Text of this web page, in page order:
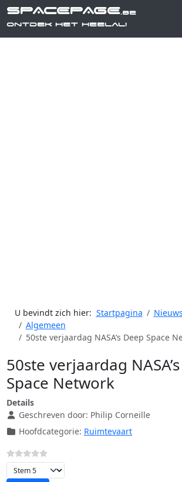
SPACEPAGE.be
Ontdek het heelal!
U bevindt zich hier: Startpagina Nieuws
Algemeen
50ste verjaardag NASA’s Deep Space
50ste verjaardag
Space Network
Details
Geschreven door: Philip Corneille
Hoofdcategorie: Ruimtevaart
Voeg waardering toe